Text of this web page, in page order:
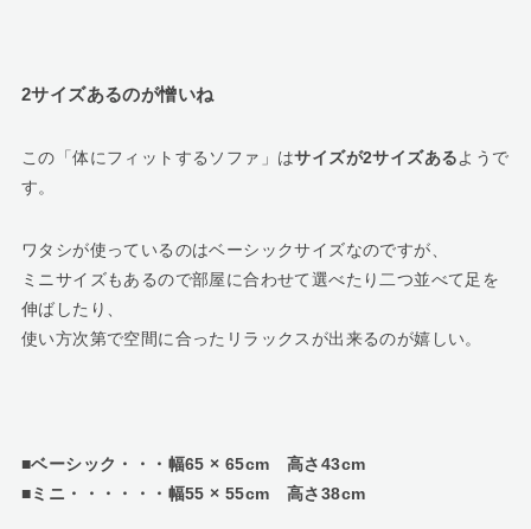
2サイズあるのが憎いね
この「体にフィットするソファ」はサイズが2サイズあるようで
す。
ワタシが使っているのはベーシックサイズなのですが、
ミニサイズもあるので部屋に合わせて選べたり二つ並べて足を
伸ばしたり、
使い方次第で空間に合ったリラックスが出来るのが嬉しい。
■ベーシック・・・幅65 × 65cm 高さ43cm
■ミニ・・・・・・幅55 × 55cm 高さ38cm